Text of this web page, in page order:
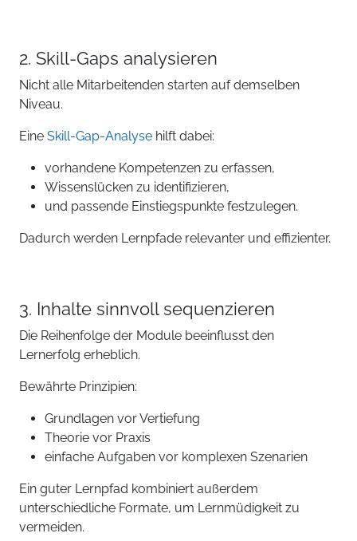
2. Skill-Gaps analysieren
Nicht alle Mitarbeitenden starten auf demselben
Niveau.
Eine Skill-Gap-Analyse hilft dabei:
vorhandene Kompetenzen zu erfassen,
Wissenslücken zu identifizieren,
und passende Einstiegspunkte festzulegen.
Dadurch werden Lernpfade relevanter und effizienter.
3. Inhalte sinnvoll sequenzieren
Die Reihenfolge der Module beeinflusst den
Lernerfolg erheblich.
Bewährte Prinzipien:
Grundlagen vor Vertiefung
Theorie vor Praxis
einfache Aufgaben vor komplexen Szenarien
Ein guter Lernpfad kombiniert außerdem
unterschiedliche Formate, um Lernmüdigkeit zu
vermeiden.